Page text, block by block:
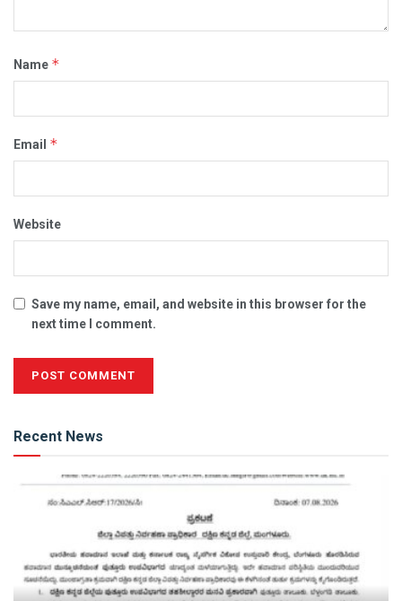
Name *
Email *
Website
Save my name, email, and website in this browser for the
next time I comment.
Recent News